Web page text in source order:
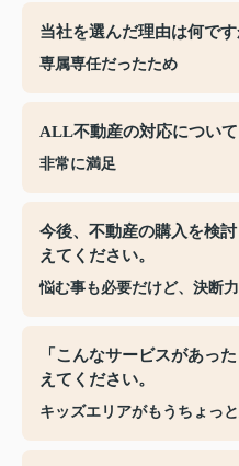
当社を選んだ理由は何です
専属専任だったため
ALL不動産の対応につい
非常に満足
今後、不動産の購入を検
えてください。
悩む事も必要だけど、決断
「こんなサービスがあっ
えてください。
キッズエリアがもうちょっ